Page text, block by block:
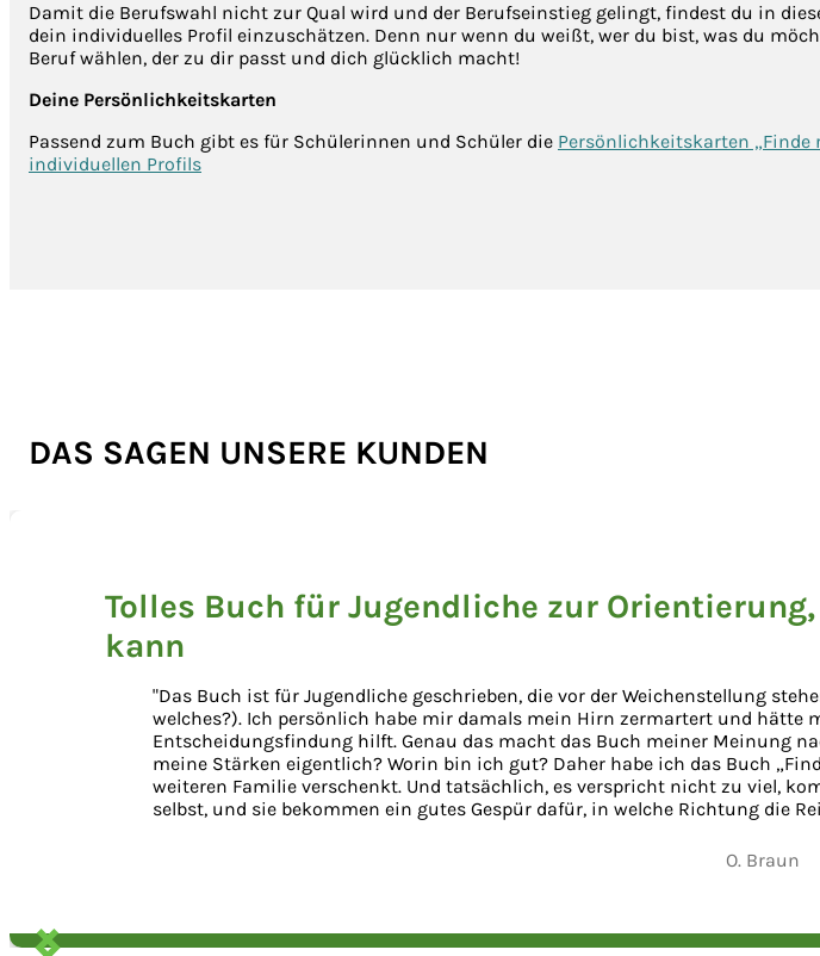
Damit die Berufswahl nicht zur Qual wird und der Berufseinstieg gelingt, findest du in
dein individuelles Profil einzuschätzen. Denn nur wenn du weißt, wer du bist, was du
Beruf wählen, der zu dir passt und dich glücklich macht!
Deine Persönlichkeitskarten
Passend zum Buch gibt es für Schülerinnen und Schüler die Persönlichkeitskarten „Finde
individuellen Profils
DAS SAGEN UNSERE KUNDEN
Tolles Buch für Jugendliche zur
kann
"Das Buch ist für Jugendliche geschrieben, die vor der Weichenstellung
welches?). Ich persönlich habe mir damals mein Hirn zermartert und hätte
Entscheidungsfindung hilft. Genau das macht das Buch meiner Meinung
meine Stärken eigentlich? Worin bin ich gut? Daher habe ich das Buch
weiteren Familie verschenkt. Und tatsächlich, es verspricht nicht zu viel,
selbst, und sie bekommen ein gutes Gespür dafür, in welche Richtung die
O. Braun